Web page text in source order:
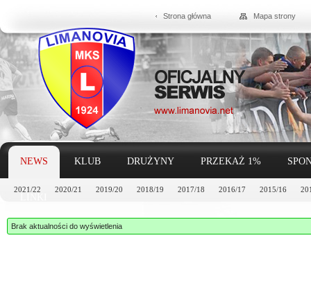
Strona główna Mapa strony
NEWS
2021/22 2020/21 2019/20 2018/19 2017/18 2016/17 2015/16
KLUB DRUŻYNY PRZEKAŻ 1%
Brak aktualności do wyświetlenia